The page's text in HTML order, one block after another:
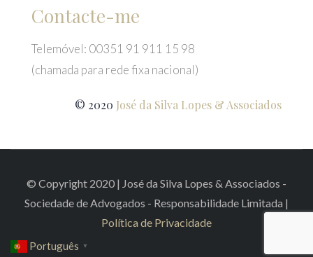
Contacte-me
Telemóvel: 00351 91 911 15 98
(chamada para rede fixa nacional)
© 2020 José da Silva Lopes & Associados
© Copyright 2020 | José da Silva Lopes & Associados -
Sociedade de Advogados - Responsabilidade Limitada |
Política de Privacidade
Português ▼